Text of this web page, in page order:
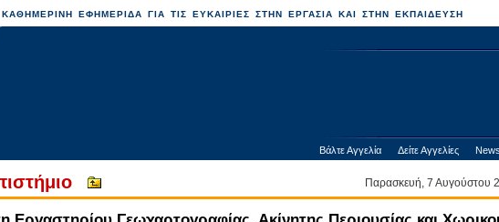
ΚΑΘΗΜΕΡΙΝΗ ΕΦΗΜΕΡΙΔΑ ΓΙΑ ΤΙΣ ΕΥΚΑΙΡΙΕΣ ΣΤΗΝ ΕΡΓΑΣΙΑ ΚΑΙ ΣΤΗΝ ΕΚΠΑΙΔΕΥΣΗ
Βάλτε Αγγελία Δείτε Αγγελίες
Παρασκευή, 7 Αυγούστου